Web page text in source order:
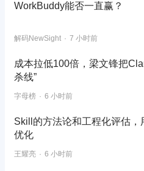
WorkBuddy能否一直赢？
解码NewSight 7 小时前
成本拉低100倍，梁文锋把
杀线”
字母榜 6 小时前
Skill的方法论和工程化评估，
优化
王耀亮 6 小时前